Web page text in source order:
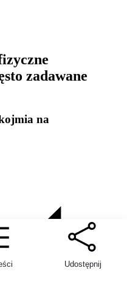
zadawane
na
Udostępnij